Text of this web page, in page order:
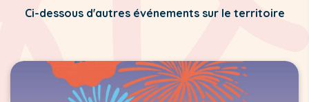
Ci-dessous d'autres événements sur le territoire